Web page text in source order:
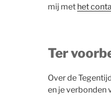
mij met het
Ter
Over de
en je verbonden